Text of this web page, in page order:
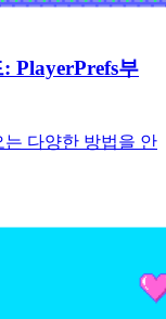
PlayerPrefs부
다양한 방법을 안